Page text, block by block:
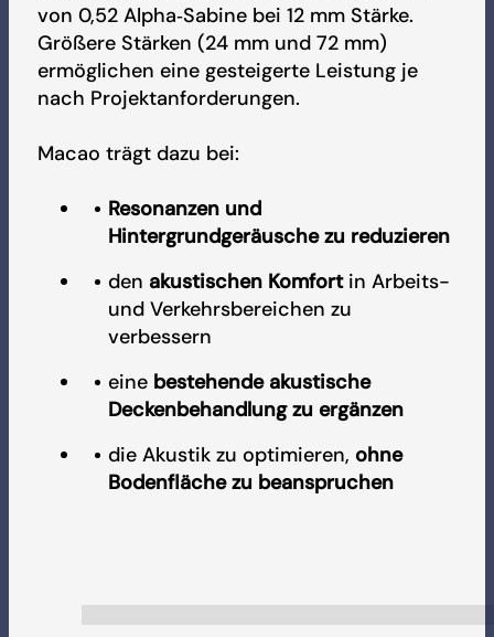
von 0,52 Alpha‑Sabine bei 12 mm Stärke.
Größere Stärken (24 mm und 72 mm)
ermöglichen eine gesteigerte Leistung je
nach Projektanforderungen.
Macao trägt dazu bei:
Resonanzen und
Hintergrundgeräusche zu reduzieren
den akustischen Komfortin Arbeits-
und Verkehrsbereichen zu
verbessern
eine bestehende akustische
Deckenbehandlung zu ergänzen
die Akustik zu optimieren, ohne
Bodenfläche zu beanspruchen